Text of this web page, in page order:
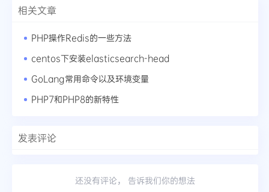
相关文章
PHP操作Redis的一些方法
centos下安装elasticsearch-head
GoLang常用命令以及环境变量
PHP7和PHP8的新特性
发表评论
还没有评论， 告诉我们你的想法